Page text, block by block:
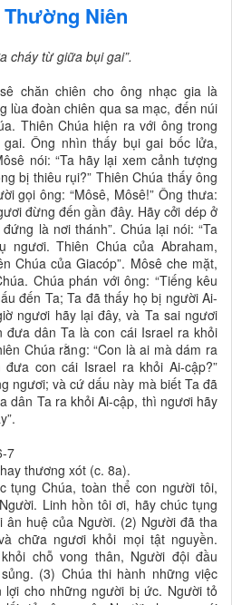
Niên
cháy từ giữa bụi gai”.
chăn chiên cho ông nhạc gia là
lùa đoàn chiên qua sa mạc, đến núi
Thiên Chúa hiện ra với ông trong
Ông nhìn thấy bụi gai bốc lửa,
nói: “Ta hãy lại xem cảnh tượng
bị thiêu rụi?” Thiên Chúa thấy ông
gọi ông: “Môsê, Môsê!” Ông thưa:
đừng đến gần đây. Hãy cởi dép ở
là nơi thánh”. Chúa lại nói: “Ta
ngươi. Thiên Chúa của Abraham,
Chúa của Giacóp”. Môsê che mặt,
Chúa phán với ông: “Tiếng kêu
đến Ta; Ta đã thấy họ bị người Ai-
ngươi hãy lại đây, và Ta sai ngươi
đưa dân Ta là con cái Israel ra khỏi
Chúa rằng: “Con là ai mà dám ra
con cái Israel ra khỏi Ai-cập?”
ngươi; và cứ dấu này mà biết Ta đã
dân Ta ra khỏi Ai-cập, thì ngươi hãy
7
thương xót (c. 8a).
tụng Chúa, toàn thể con người tôi,
Linh hồn tôi ơi, hãy chúc tụng
ân huệ của Người. (2) Người đã tha
chữa ngươi khỏi mọi tật nguyền.
chỗ vong thân, Người đội đầu
(3) Chúa thi hành những việc
lợi cho những người bị ức. Người tỏ